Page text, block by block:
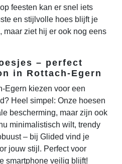
feesten kan er snel iets
en stijlvolle hoes blijft je
ziet hij er ook nog eens
– perfect
in Rottach-Egern
Egern kiezen voor een
Heel simpel: Onze hoesen
bescherming, maar zijn ook
minimalistisch wilt, trendy
– bij Glided vind je
jouw stijl. Perfect voor
smartphone veilig blijft!